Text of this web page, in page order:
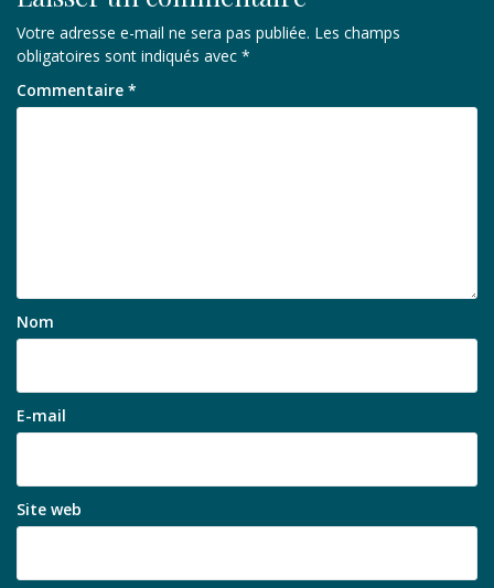
Votre adresse e-mail ne sera pas publiée. Les champs
obligatoires sont indiqués avec *
Commentaire *
Nom
E-mail
Site web